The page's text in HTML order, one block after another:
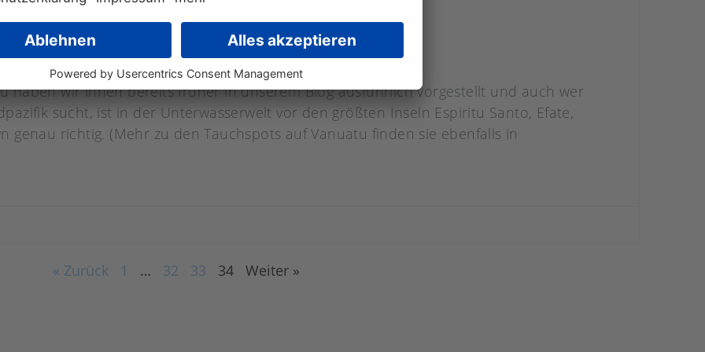
noch nicht wussten
haben wir ihnen bereits früher in unserem Blog ausführlich vorgestellt und auch wer
sucht, ist in der Unterwasserwelt vor den größten Inseln Espiritu Santo, Efate,
genau richtig. (Mehr zu den Tauchspots auf Vanuatu finden sie ebenfalls in
« Zurück 1 … 32 33 34 Weiter »